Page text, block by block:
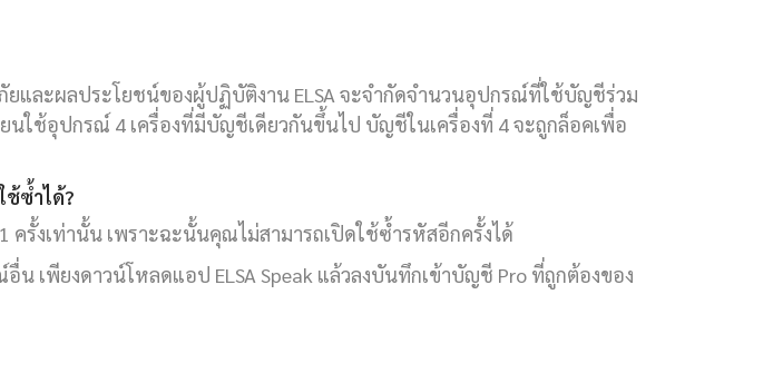
และผลประโยชน์ของผู้ปฏิบัติงาน ELSA จะจำกัดจำนวนอุปกรณ์ที่ใช้บัญชีร่วม
นใช้อุปกรณ์ 4 เครื่องที่มีบัญชีเดียวกันขึ้นไป บัญชีในเครื่องที่ 4 จะถูกล็อคเพื่อ
ช้ซ้ำได้?
ครั้งเท่านั้น เพราะฉะนั้นคุณไม่สามารถเปิดใช้ซ้ำรหัสอีกครั้งได้
น เพียงดาวน์โหลดแอป ELSA Speak แล้วลงบันทึกเข้าบัญชี Pro ที่ถูกต้องของ